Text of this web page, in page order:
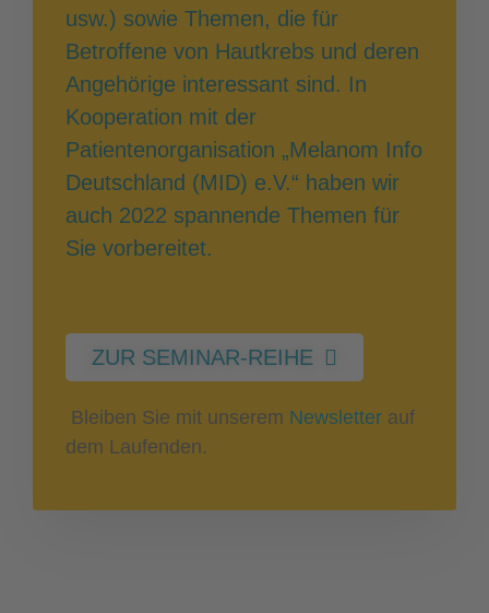
usw.) sowie Themen, die für
Betroffene von Hautkrebs und deren
Angehörige interessant sind. In
Kooperation mit der
Patientenorganisation „Melanom Info
Deutschland (MID) e.V.“ haben wir
auch 2022 spannende Themen für
Sie vorbereitet.
ZUR SEMINAR-REIHE
Bleiben Sie mit unserem Newsletter auf
dem Laufenden.